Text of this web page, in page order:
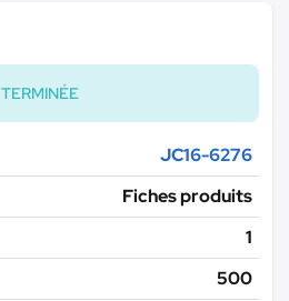
TERMINÉE
JC16-6276
Fiches produits
1
500